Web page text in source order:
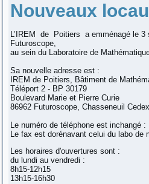
Nouveaux
L’IREM de Poitiers a emménagé le 3
Futuroscope,
au sein du Laboratoire de
Sa nouvelle adresse est :
IREM de Poitiers, Bâtiment de
Téléport 2 - BP 30179
Boulevard Marie et Pierre Curie
86962 Futuroscope, Chasseneuil Cedex
Le numéro de téléphone est inchangé
Le fax est dorénavant celui du labo de
Les horaires d'ouvertures sont :
du lundi au vendredi :
8h15-12h15
13h15-16h30